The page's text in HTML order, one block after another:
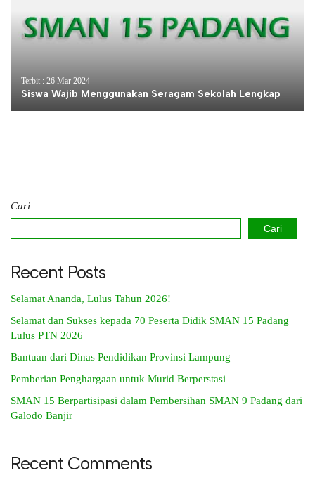
Terbit : 26 Mar 2024
Siswa Wajib Menggunakan Seragam Sekolah Lengkap
Cari
Cari
Recent Posts
Selamat Ananda, Lulus Tahun 2026!
Selamat dan Sukses kepada 70 Peserta Didik SMAN 15 Padang
Lulus PTN 2026
Bantuan dari Dinas Pendidikan Provinsi Lampung
Pemberian Penghargaan untuk Murid Berperstasi
SMAN 15 Berpartisipasi dalam Pembersihan SMAN 9 Padang dari
Galodo Banjir
Recent Comments